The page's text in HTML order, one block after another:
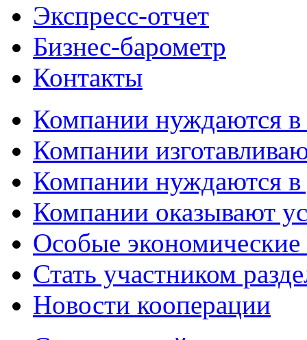
Экспресс-отчет
Бизнес-барометр
Контакты
Компании нуждаются в
Компании
Компании нуждаются в
Компании оказывают
Особые
Стать участником
Новости кооперации